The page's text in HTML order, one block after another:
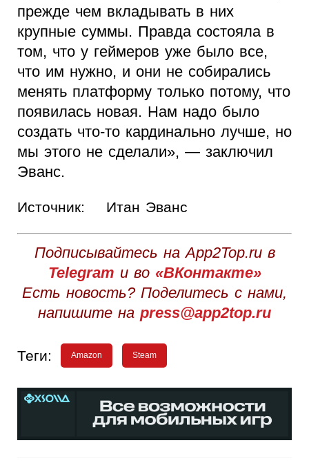
прежде чем вкладывать в них
крупные суммы. Правда состояла в
том, что у геймеров уже было все,
что им нужно, и они не собирались
менять платформу только потому, что
появилась новая. Нам надо было
создать что-то кардинально лучше, но
мы этого не сделали», — заключил
Эванс.
Источник: Итан Эванс
Подписывайтесь на App2Top.ru в
Telegram и во «ВКонтакте»
Есть новость? Поделитесь с нами,
напишите на press@app2top.ru
Теги: Amazon Steam